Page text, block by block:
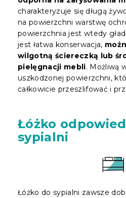
charakteryzuje się długą
na powierzchni warstwę
powierzchnia jest wtedy
jest łatwa konserwacja,
wilgotną ściereczką lub
pielęgnacji mebli. Możliwą
uszkodzonej powierzchni,
całkowicie przeszlifować i
Łóżko
sypialni
Łóżko do sypialni zawsze